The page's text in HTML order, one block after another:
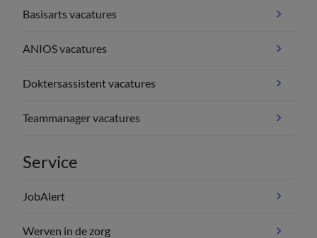
Basisarts vacatures
ANIOS vacatures
Doktersassistent vacatures
Teammanager vacatures
Service
JobAlert
Werven in de zorg